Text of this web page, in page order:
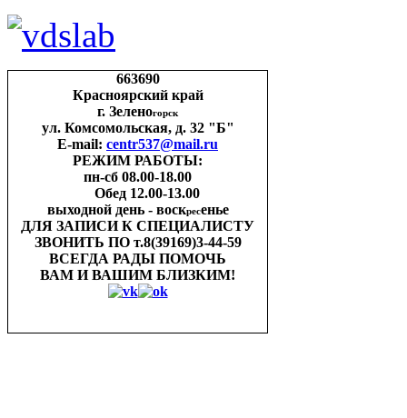
663690
Красноярский край
г. Зеленогорск
ул. Комсомольская, д. 32 "Б"
E-mail: centr537@mail.ru
РЕЖИМ РАБОТЫ:
пн-cб 08.00-18.00
Обед 12.00-13.00
выходной день - воскресенье
ДЛЯ ЗАПИСИК СПЕЦИАЛИСТУ
ЗВОНИТЬ ПО т.8(39169)3-44-59
ВСЕГДА РАДЫ ПОМОЧЬ
ВАМ И ВАШИМ БЛИЗКИМ!